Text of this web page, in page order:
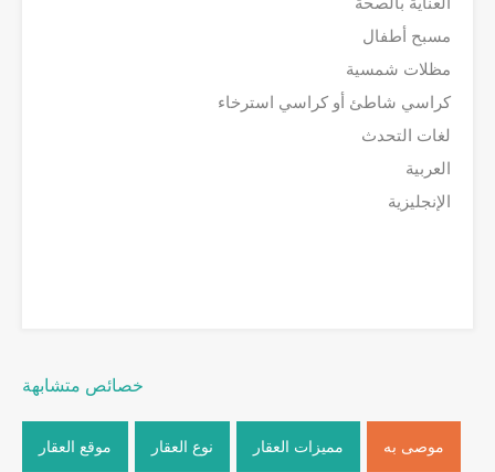
مسبح أطفال
مظلات شمسية
كراسي شاطئ أو كراسي استرخاء
لغات التحدث
العربية
الإنجليزية
خصائص متشابهة
موصى به مميزات العقار نوع العقار موقع العقار